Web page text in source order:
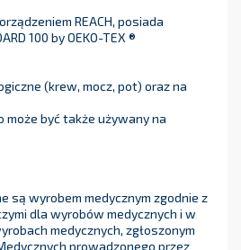
REACH, posiada
100 by OEKO-TEX ®
(krew, mocz, pot) oraz na
może być także używany na
są wyrobem medycznym zgodnie z
dla wyrobów medycznych i w
medycznych, zgłoszonym
prowadzonego przez